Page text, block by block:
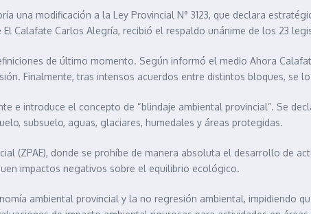
una modificación a la Ley Provincial N° 3123, que declara
Calafate Carlos Alegría, recibió el respaldo unánime de los 23
de último momento. Según informó el medio Ahora
Finalmente, tras intensos acuerdos entre distintos bloques, se
e introduce el concepto de “blindaje ambiental provincial”. Se
subsuelo, aguas, glaciares, humedales y áreas protegidas.
(ZPAE), donde se prohíbe de manera absoluta el desarrollo de
impactos negativos sobre el equilibrio ecológico.
ambiental provincial y la no regresión ambiental, impidiendo